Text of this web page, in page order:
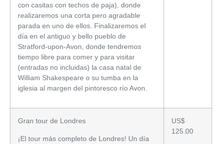
con casitas con techos de paja), donde
realizaremos una corta pero agradable
parada en uno de ellos. Finalizaremos el
día en el antiguo y bello pueblo de
Stratford-upon-Avon, donde tendremos
tiempo libre para comer y para visitar
(entradas no incluidas) la casa natal de
William Shakespeare o su tumba en la
iglesia al margen del pintoresco río Avon.
Gran tour de Londres
¡El tour más completo de Londres! Un día
US$
125.00